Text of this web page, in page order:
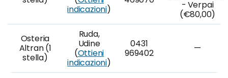
indicazioni)
- Verpai
(€80,00)
Osteria
Altran (1
stella)
Ruda,
Udine
(Ottieni
indicazioni)
0431
969402
—